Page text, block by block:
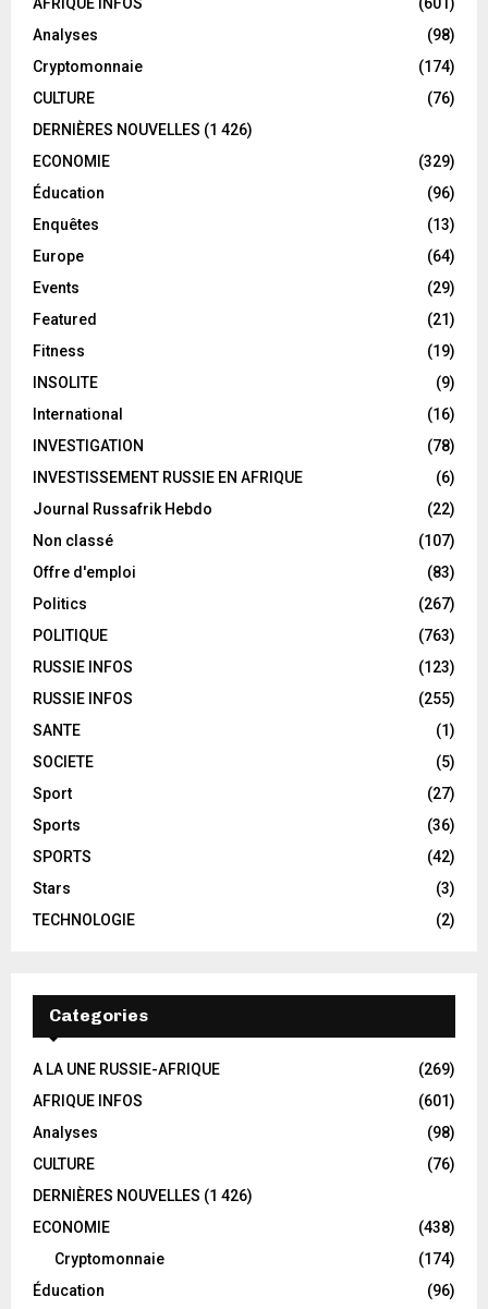
Analyses
(98)
Cryptomonnaie
(174)
CULTURE
(76)
DERNIÈRES NOUVELLES (1 426)
ECONOMIE
(329)
Éducation
(96)
Enquêtes
(13)
Europe
(64)
Events
(29)
Featured
(21)
Fitness
(19)
INSOLITE
(9)
International
(16)
INVESTIGATION
(78)
INVESTISSEMENT RUSSIE EN AFRIQUE
(6)
Journal Russafrik Hebdo
(22)
Non classé
(107)
Offre d'emploi
(83)
Politics
(267)
POLITIQUE
(763)
RUSSIE INFOS
(123)
RUSSIE INFOS
(255)
SANTE
(1)
SOCIETE
(5)
Sport
(27)
Sports
(36)
SPORTS
(42)
Stars
(3)
TECHNOLOGIE
(2)
Categories
A LA UNE RUSSIE-AFRIQUE
(269)
AFRIQUE INFOS
(601)
Analyses
(98)
CULTURE
(76)
DERNIÈRES NOUVELLES (1 426)
ECONOMIE
(438)
Cryptomonnaie
(174)
Éducation
(96)